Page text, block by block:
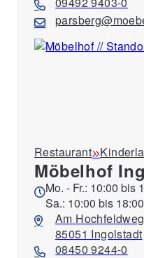
Restaurant
Möbelhof
Mo. - Fr.: 10:00 bis
Sa.: 10:00 bis
Am
85051 Ingolstadt
08450 9244-0